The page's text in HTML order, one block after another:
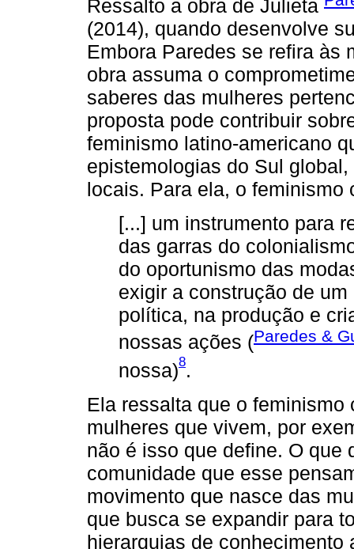
Ressalto a obra de Julieta
(2014), quando desenvolve
Embora Paredes se refira às
obra assuma o
saberes das mulheres
proposta pode contribuir
feminismo latino-americano
epistemologias do Sul
locais. Para ela, o feminismo
[...] um instrumento para
das garras do
do oportunismo das
exigir a construção de
política, na produção e
nossas ações (Paredes &
nossa)8.
Ela ressalta que o
mulheres que vivem, por
não é isso que define. O que
comunidade que esse
movimento que nasce das
que busca se expandir para
hierarquias de conhecimento